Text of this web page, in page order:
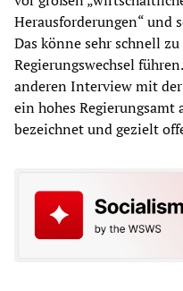
Herausforderungen“ und
Das könne sehr schnell
Regierungswechsel
anderen Interview mit
ein hohes Regierungsamt
bezeichnet und gezielt